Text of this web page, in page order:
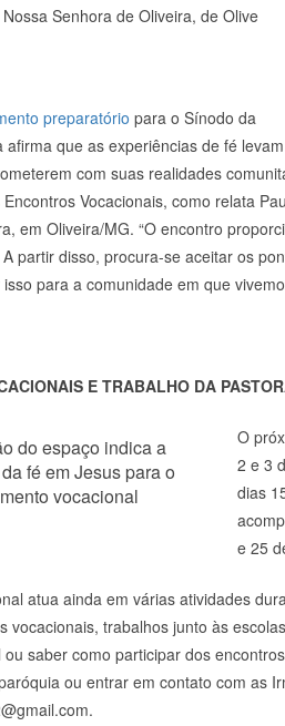
Senhora de Oliveira, de Olive
preparatório para o Sínodo da
afirma que as experiências de fé
com suas realidades
Vocacionais, como relata
em Oliveira/MG. “O encontro
partir disso, procura-se aceitar os
para a comunidade em que
E TRABALHO DA
do espaço indica a
fé em Jesus para o
vocacional
O
2 e 3
dias
e 25
atua ainda em várias atividades
vocacionais, trabalhos junto às
saber como participar dos
ou entrar em contato com as